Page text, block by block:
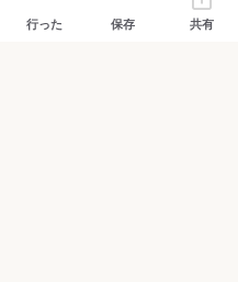
行った 保存 共有